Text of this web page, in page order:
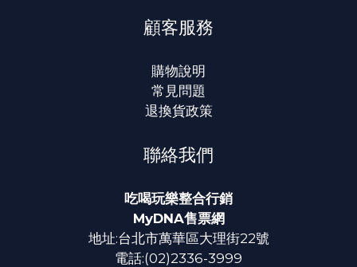
顧客服務
購物說明
常見問題
退換貨政策
聯絡我們
吃喝玩樂整合行銷
MyDNA售票網
地址:台北市萬華區大理街22號
電話:(02)2336-3999